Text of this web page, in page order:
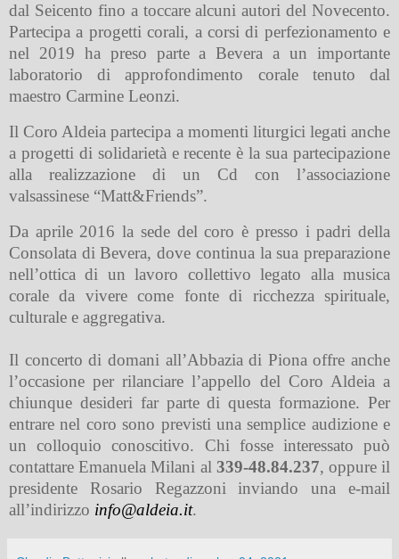
dal Seicento fino a toccare alcuni autori del Novecento.
Partecipa a progetti corali, a corsi di perfezionamento e
nel 2019 ha preso parte a Bevera a un importante
laboratorio di approfondimento corale tenuto dal
maestro Carmine Leonzi.
Il Coro Aldeia partecipa a momenti liturgici legati anche
a progetti di solidarietà e recente è la sua partecipazione
alla realizzazione di un Cd con l’associazione
valsassinese “Matt&Friends”.
Da aprile 2016 la sede del coro è presso i padri della
Consolata di Bevera, dove continua la sua preparazione
nell’ottica di un lavoro collettivo legato alla musica
corale da vivere come fonte di ricchezza spirituale,
culturale e aggregativa.
Il concerto di domani all’Abbazia di Piona offre anche
l’occasione per rilanciare l’appello del Coro Aldeia a
chiunque desideri far parte di questa formazione. Per
entrare nel coro sono previsti una semplice audizione e
un colloquio conoscitivo. Chi fosse interessato può
contattare Emanuela Milani al 339-48.84.237, oppure il
presidente Rosario Regazzoni inviando una e-mail
all’indirizzo info@aldeia.it.